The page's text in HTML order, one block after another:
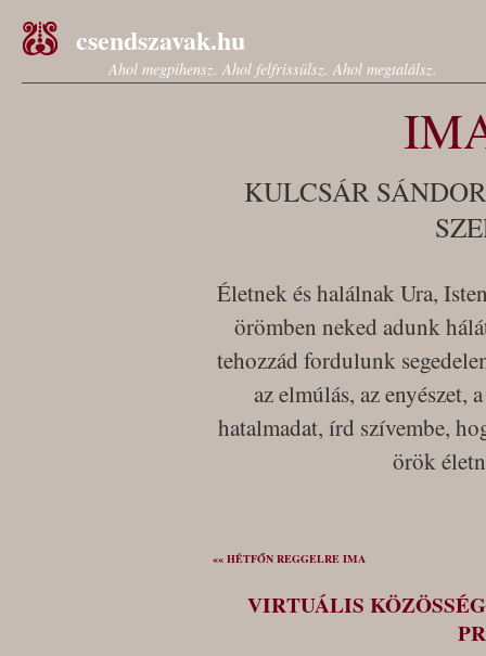
csendszavak.hu
Ahol megpihensz. Ahol felfrissülsz. Ahol megtalálsz.
KULCSÁR
Életnek és halálnak Ura,
örömben neked adunk
tehozzád fordulunk
az elmúlás, az enyészet,
hatalmadat, írd szívembe,
örök
«« HÉTFŐN REGGELRE IMA
VIRTUÁLIS KÖZÖSSÉG